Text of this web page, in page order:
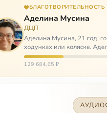
БЛАГОТВОРИТЕЛЬНОСТЬ
Аделина Мусина
ДЦП
Аделина Мусина, 21 год,
ходунках или коляске.
слушаться…
129 684,65 ₽